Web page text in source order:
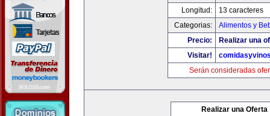
Longitud:
13 caracteres
Categorias:
Alimentos y
Precio:
Realizar una
Visitar!
Serán consideradas
Realizar una Oferta